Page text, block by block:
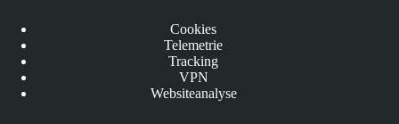
Cookies
Telemetrie
Tracking
VPN
Websiteanalyse